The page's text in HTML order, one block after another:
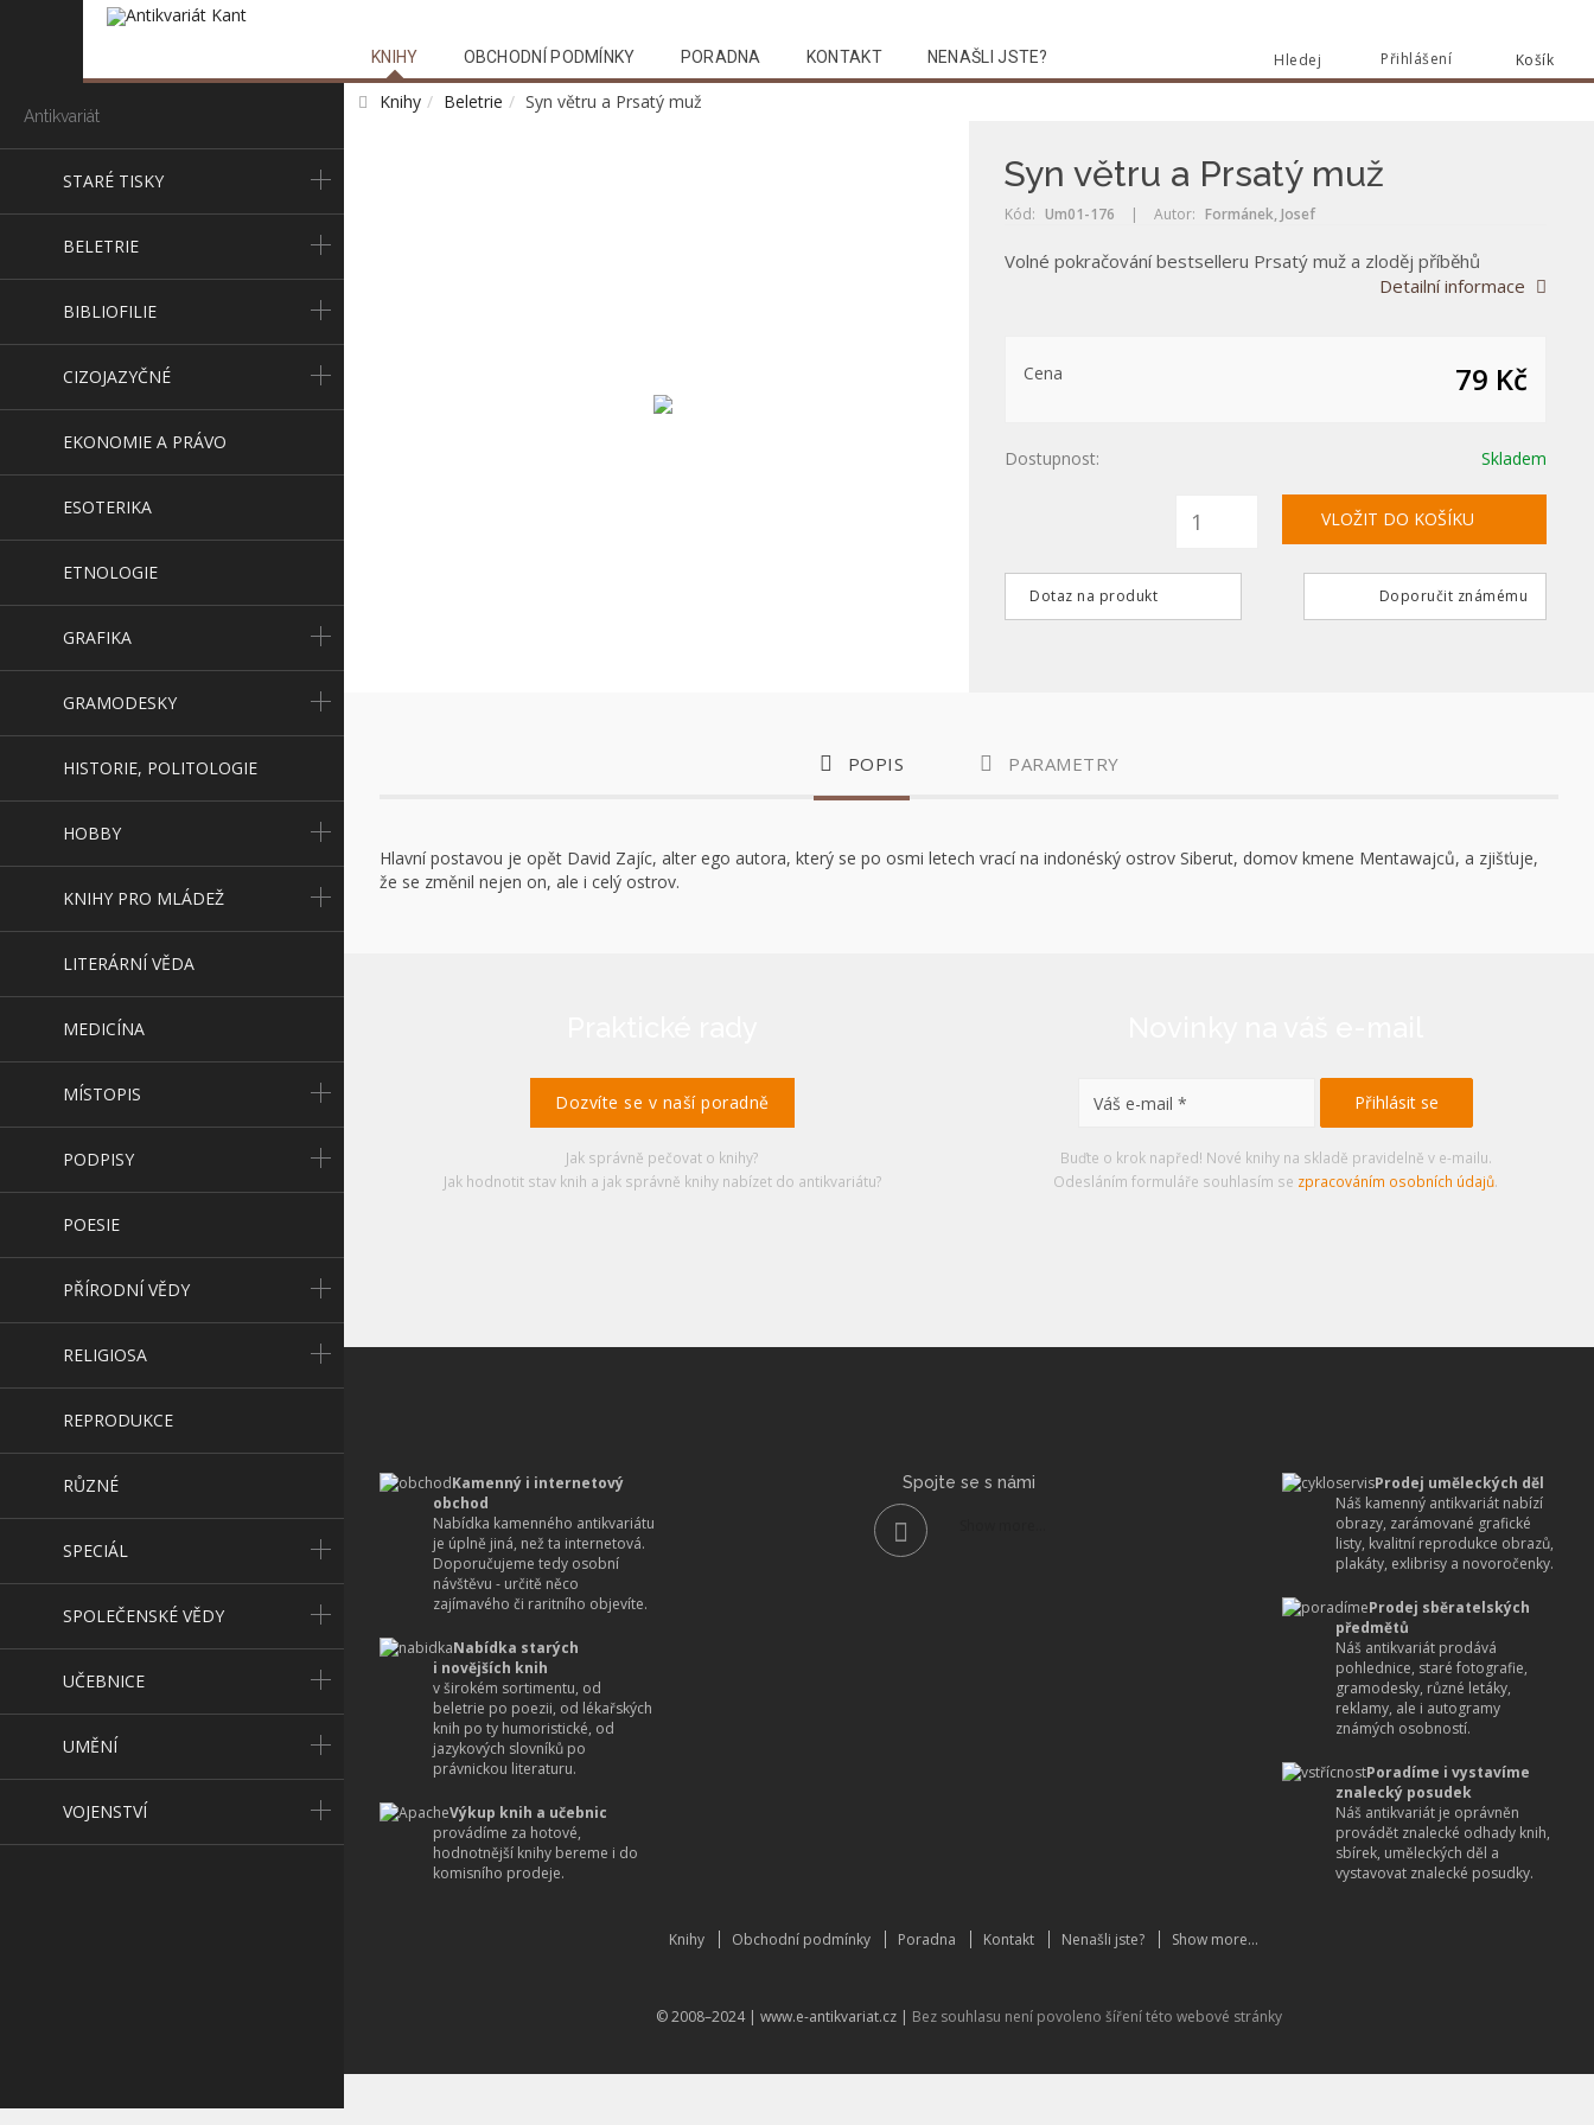
Košík
Přihlášení
Hledej
KNIHY OBCHODNÍ PODMÍNKY PORADNA KONTAKT NENAŠLI JSTE?
Antikvariát
STARÉ TISKY
BELETRIE
BIBLIOFILIE
CIZOJAZYČNÉ
EKONOMIE A PRÁVO
ESOTERIKA
ETNOLOGIE
GRAFIKA
GRAMODESKY
HISTORIE, POLITOLOGIE
HOBBY
KNIHY PRO MLÁDEŽ
LITERÁRNÍ VĚDA
MEDICÍNA
MÍSTOPIS
PODPISY
POESIE
PŘÍRODNÍ VĚDY
RELIGIOSA
REPRODUKCE
RŮZNÉ
SPECIÁL
SPOLEČENSKÉ VĚDY
UČEBNICE
UMĚNÍ
VOJENSTVÍ
Knihy Beletrie Syn větru a Prsatý muž
Syn větru a Prsatý muž
Kód: Um01-176 | Autor: Formánek, Josef
Volné pokračování bestselleru Prsatý muž a zloděj příběhů
Detailní informace
Cena 79 Kč
Dostupnost: Skladem
Dotaz na produkt Doporučit známému
POPIS PARAMETRY
Hlavní postavou je opět David Zajíc, alter ego autora, který se po osmi letech vrací na indonéský ostrov Siberut, domov kmene Mentawajců, a zjišťuje,
že se změnil nejen on, ale i celý ostrov.
Dozvíte se v naší poradně
Jak správně pečovat o knihy?
Jak hodnotit stav knih a jak správně knihy nabízet do antikvariátu?
Buďte o krok napřed! Nové knihy na skladě pravidelně v e-mailu.
Odesláním formuláře souhlasím se zpracováním osobních údajů.
Kamenný i internetový
obchod
Nabídka kamenného antikvariátu
je úplně jiná, než ta internetová.
Doporučujeme tedy osobní
návštěvu - určitě něco
zajímavého či raritního objevíte.
Nabídka starých
i novějších knih
v širokém sortimentu, od
beletrie po poezii, od lékařských
knih po ty humoristické, od
jazykových slovníků po
právnickou literaturu.
Výkup knih a učebnic
provádíme za hotové,
hodnotnější knihy bereme i do
komisního prodeje.
Prodej uměleckých děl
Náš kamenný antikvariát nabízí
obrazy, zarámované grafické
listy, kvalitní reprodukce obrazů,
plakáty, exlibrisy a novoročenky.
Prodej sběratelských
předmětů
Náš antikvariát prodává
pohlednice, staré fotografie,
gramodesky, různé letáky,
reklamy, ale i autogramy
známých osobností.
Poradíme i vystavíme
znalecký posudek
Náš antikvariát je oprávněn
provádět znalecké odhady knih,
sbírek, uměleckých děl a
vystavovat znalecké posudky.
Spojte se s námi
Knihy Obchodní podmínky Poradna Kontakt Nenašli jste? Show more...
© 2008–2024 | www.e-antikvariat.cz | Bez souhlasu není povoleno šíření této webové stránky